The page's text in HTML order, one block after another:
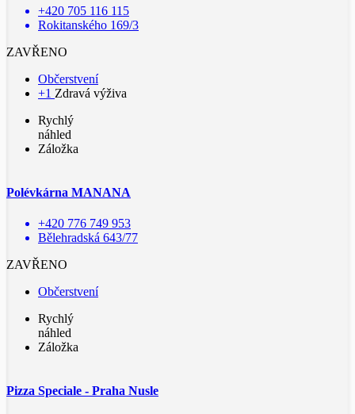
+420 705 116 115
Rokitanského 169/3
ZAVŘENO
Občerstvení
+1 Zdravá výživa
Rychlý
náhled
Záložka
Polévkárna MANANA
+420 776 749 953
Bělehradská 643/77
ZAVŘENO
Občerstvení
Rychlý
náhled
Záložka
Pizza Speciale - Praha Nusle